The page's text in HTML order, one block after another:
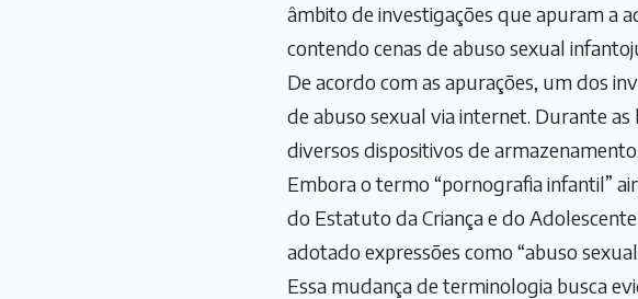
âmbito de investigações que apuram a
contendo cenas de abuso sexual
De acordo com as apurações, um dos
de abuso sexual via internet. Durante
diversos dispositivos de armazenamento.
Embora o termo “pornografia infantil”
do Estatuto da Criança e do
adotado expressões como “abuso
Essa mudança de terminologia busca